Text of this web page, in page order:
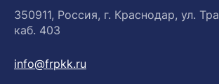
350911, Россия, г. Краснодар, ул.
каб. 403
info@frpkk.ru